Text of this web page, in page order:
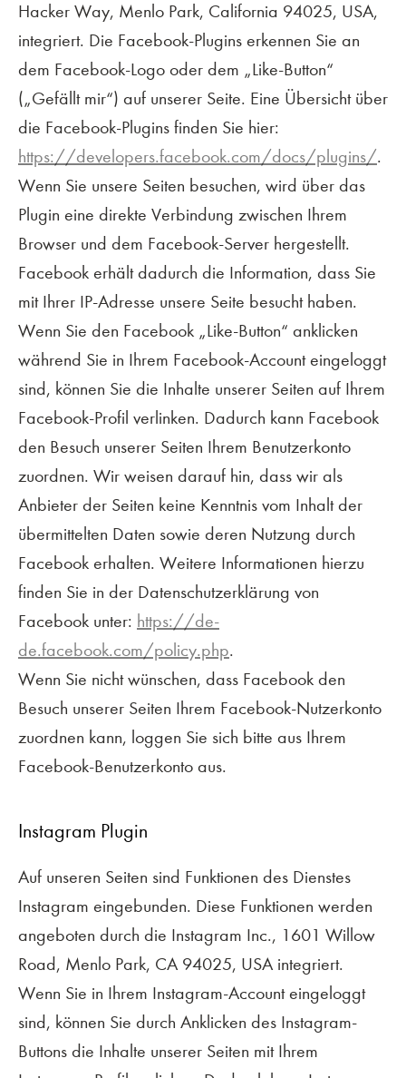
Hacker Way, Menlo Park, California 94025, USA,
integriert. Die Facebook-Plugins erkennen Sie an
dem Facebook-Logo oder dem „Like-Button“
(„Gefällt mir“) auf unserer Seite. Eine Übersicht über
die Facebook-Plugins finden Sie hier:
https://developers.facebook.com/docs/plugins/.
Wenn Sie unsere Seiten besuchen, wird über das
Plugin eine direkte Verbindung zwischen Ihrem
Browser und dem Facebook-Server hergestellt.
Facebook erhält dadurch die Information, dass Sie
mit Ihrer IP-Adresse unsere Seite besucht haben.
Wenn Sie den Facebook „Like-Button“ anklicken
während Sie in Ihrem Facebook-Account eingeloggt
sind, können Sie die Inhalte unserer Seiten auf Ihrem
Facebook-Profil verlinken. Dadurch kann Facebook
den Besuch unserer Seiten Ihrem Benutzerkonto
zuordnen. Wir weisen darauf hin, dass wir als
Anbieter der Seiten keine Kenntnis vom Inhalt der
übermittelten Daten sowie deren Nutzung durch
Facebook erhalten. Weitere Informationen hierzu
finden Sie in der Datenschutzerklärung von
Facebook unter: https://de-
de.facebook.com/policy.php.
Wenn Sie nicht wünschen, dass Facebook den
Besuch unserer Seiten Ihrem Facebook-Nutzerkonto
zuordnen kann, loggen Sie sich bitte aus Ihrem
Facebook-Benutzerkonto aus.
Instagram Plugin
Auf unseren Seiten sind Funktionen des Dienstes
Instagram eingebunden. Diese Funktionen werden
angeboten durch die Instagram Inc., 1601 Willow
Road, Menlo Park, CA 94025, USA integriert.
Wenn Sie in Ihrem Instagram-Account eingeloggt
sind, können Sie durch Anklicken des Instagram-
Buttons die Inhalte unserer Seiten mit Ihrem